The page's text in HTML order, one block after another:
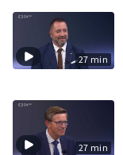
27 min
27 min